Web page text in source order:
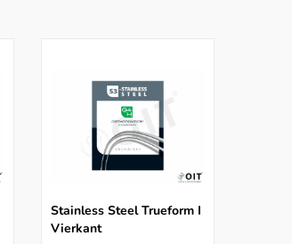
Stainless Steel Trueform I
Vierkant